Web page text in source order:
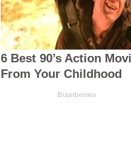
6 Best 90’s Action
From Your Childhood
Brainberries